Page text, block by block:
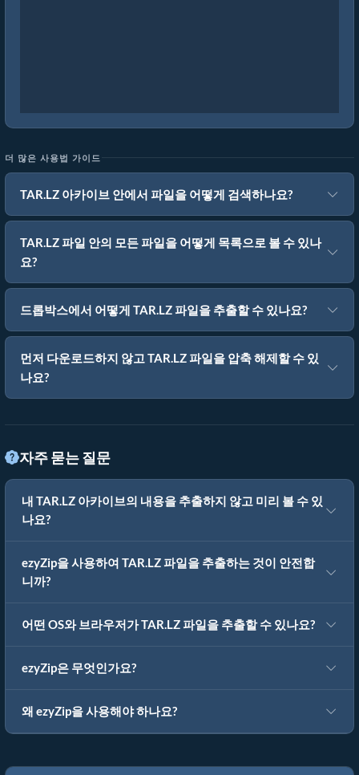
더 많은 사용법 가이드
TAR.LZ 아카이브 안에서 파일을 어떻게 검색하나요?
TAR.LZ 파일 안의 모든 파일을 어떻게 목록으로 볼 수 있나
요?
드롭박스에서 어떻게 TAR.LZ 파일을 추출할 수 있나요?
먼저 다운로드하지 않고 TAR.LZ 파일을 압축 해제할 수 있
나요?
자주 묻는 질문
내 TAR.LZ 아카이브의 내용을 추출하지 않고 미리 볼 수 있
나요?
ezyZip을 사용하여 TAR.LZ 파일을 추출하는 것이 안전합
니까?
어떤 OS와 브라우저가 TAR.LZ 파일을 추출할 수 있나요?
ezyZip은 무엇인가요?
왜 ezyZip을 사용해야 하나요?